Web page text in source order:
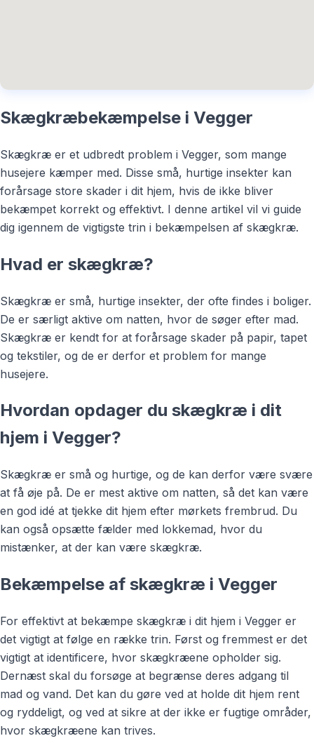
Skægkræbekæmpelse i Vegger
Skægkræ er et udbredt problem i Vegger, som mange
husejere kæmper med. Disse små, hurtige insekter kan
forårsage store skader i dit hjem, hvis de ikke bliver
bekæmpet korrekt og effektivt. I denne artikel vil vi guide
dig igennem de vigtigste trin i bekæmpelsen af skægkræ.
Hvad er skægkræ?
Skægkræ er små, hurtige insekter, der ofte findes i boliger.
De er særligt aktive om natten, hvor de søger efter mad.
Skægkræ er kendt for at forårsage skader på papir, tapet
og tekstiler, og de er derfor et problem for mange
husejere.
Hvordan opdager du skægkræ i dit
hjem i Vegger?
Skægkræ er små og hurtige, og de kan derfor være svære
at få øje på. De er mest aktive om natten, så det kan være
en god idé at tjekke dit hjem efter mørkets frembrud. Du
kan også opsætte fælder med lokkemad, hvor du
mistænker, at der kan være skægkræ.
Bekæmpelse af skægkræ i Vegger
For effektivt at bekæmpe skægkræ i dit hjem i Vegger er
det vigtigt at følge en række trin. Først og fremmest er det
vigtigt at identificere, hvor skægkræene opholder sig.
Dernæst skal du forsøge at begrænse deres adgang til
mad og vand. Det kan du gøre ved at holde dit hjem rent
og ryddeligt, og ved at sikre at der ikke er fugtige områder,
hvor skægkræene kan trives.